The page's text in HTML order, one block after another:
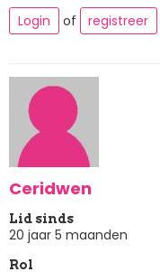
Login of registreer
Ceridwen
Lid sinds
20 jaar 5 maanden
Rol